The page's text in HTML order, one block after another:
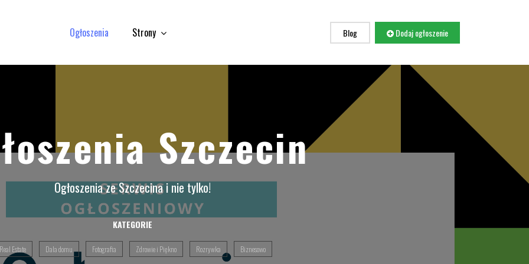
Ogłoszenia Strony Blog Dodaj ogłoszenie
Szczecin
Ogłoszenia ze Szczecina i nie tylko!
KATEGORIE
Estate Dala domu Fotografia Zdrowie i Piękno Rozrywka Biznesowo